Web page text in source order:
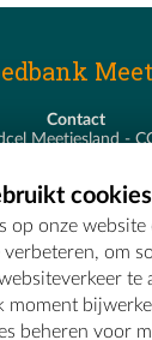
Contact
Meetjesland -
T - 09 373 75 96
cookies
op onze website
om
te
moment
beheren voor